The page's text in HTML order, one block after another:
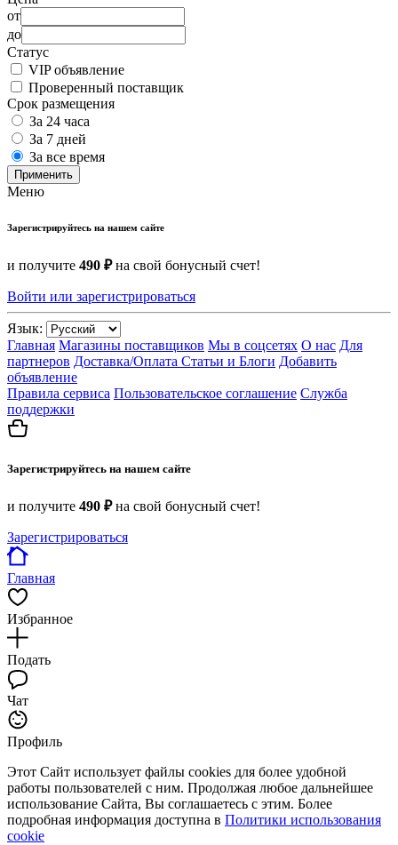
от
до
Статус
VIP объявление
Проверенный поставщик
Срок размещения
За 24 часа
За 7 дней
За все время
Применить
Меню
Зарегистрируйтесь на нашем сайте
и получите 490 ₽на свой бонусный счет!
Войти или зарегистрироваться
Язык:
Главная Магазины поставщиков Мы в соцсетях О нас Для
партнеров Доставка/Оплата Статьи и Блоги Добавить
объявление
Правила сервиса Пользовательское соглашение Служба
поддержки
Зарегистрируйтесь на нашем сайте
и получите 490 ₽на свой бонусный счет!
Зарегистрироваться
Главная
Избранное
Подать
Чат
Профиль
Этот Сайт использует файлы cookies для более удобной
работы пользователей с ним. Продолжая любое дальнейшее
использование Сайта, Вы соглашаетесь с этим. Более
подробная информация доступна в Политики использования
cookie